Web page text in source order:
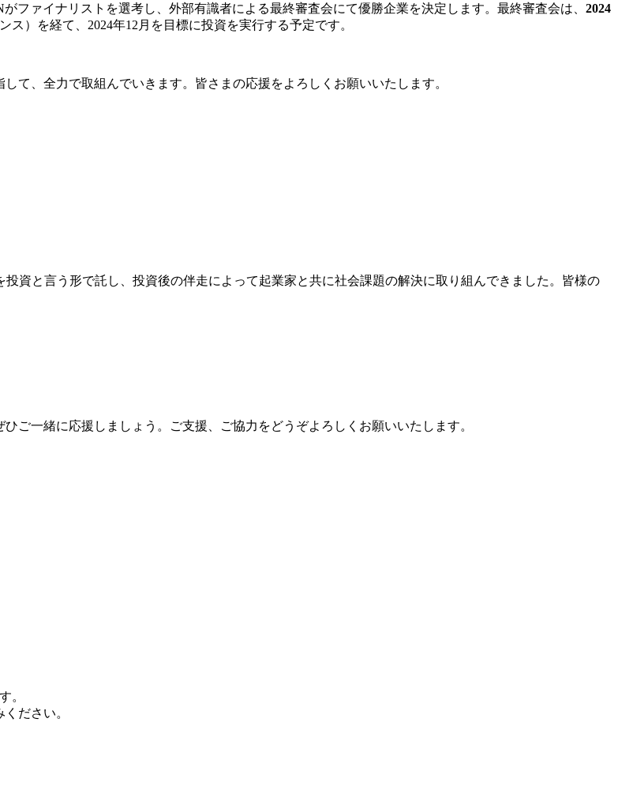
ファイナリストを選考し、外部有識者による最終審査会にて優勝企業を決定します。最終審査会は、 2024
）を経て、2024年12月を目標に投資を実行する予定です。
て、全力で取組んでいきます。皆さまの応援をよろしくお願いいたします。
投資と言う形で託し、投資後の伴走によって起業家と共に社会課題の解決に取り組んできました。皆様の
ご一緒に応援しましょう。ご支援、ご協力をどうぞよろしくお願いいたします。
。
ください。